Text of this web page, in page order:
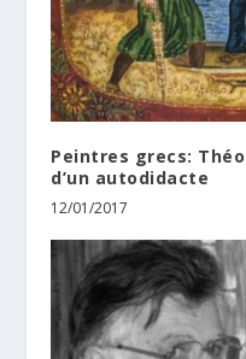
Peintres grecs:
d’un autodidacte
12/01/2017